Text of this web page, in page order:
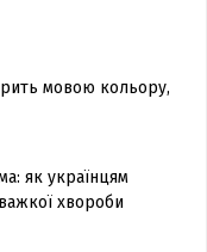
мовою кольору,
як українцям
хвороби